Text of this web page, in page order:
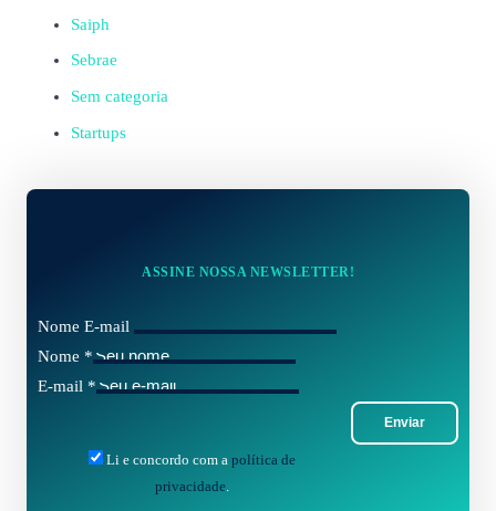
Saiph
Sebrae
Sem categoria
Startups
ASSINE NOSSA NEWSLETTER!
Nome E-mail
Nome *
E-mail *
Enviar
Li e concordo com a política de
privacidade.